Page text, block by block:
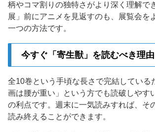
柄やコマ割りの独特さがより深く理解で
展」前にアニメを見返すのも、展覧会を
一つの方法です。
今すぐ「寄生獣」を読むべき理由
全10巻という手頃な長さで完結している
画は腰が重い」という方でも読破しやす
の利点です。週末に一気読みすれば、そ
読み終えることができます。